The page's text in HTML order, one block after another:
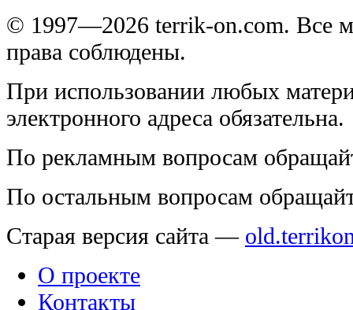
© 1997—2026 terrik-on.com. Все
права соблюдены.
При использовании любых
электронного адреса обязательна.
По рекламным вопросам
По остальным вопросам
Старая версия сайта —
О проекте
Контакты